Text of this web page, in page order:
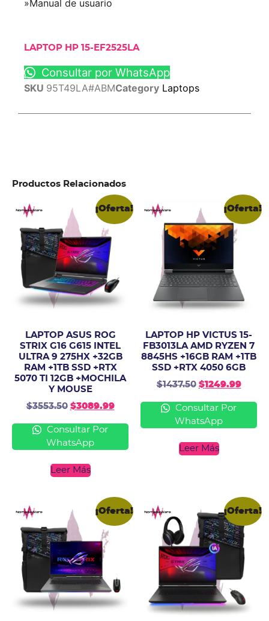
»Manual de usuario
LAPTOP HP 15-EF2525LA
Consultar por WhatsApp
SKU 95T49LA#ABMCategory Laptops
Productos Relacionados
¡Oferta!
LAPTOP ASUS ROG
STRIX G16 G615 INTEL
ULTRA 9 275HX +32GB
RAM +1TB SSD +RTX
5070 TI 12GB +MOCHILA
Y MOUSE
$3553.50 $3089.99
Consultar Por
WhatsApp
Leer Más
¡Oferta!
LAPTOP HP VICTUS 15-
FB3013LA AMD RYZEN 7
8845HS +16GB RAM +1TB
SSD +RTX 4050 6GB
$1437.50 $1249.99
Consultar Por
WhatsApp
Leer Más
¡Oferta! ¡Oferta!